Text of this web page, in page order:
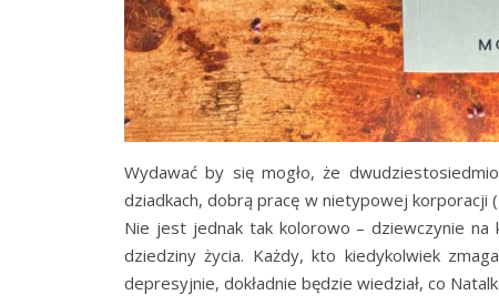
Wydawać by się mogło, że
dziadkach, dobrą pracę w nietypowej korporacji
Nie jest jednak tak kolorowo – dziewczynie
dziedziny życia. Każdy, kto kiedykolwiek
depresyjnie, dokładnie będzie wiedział, co